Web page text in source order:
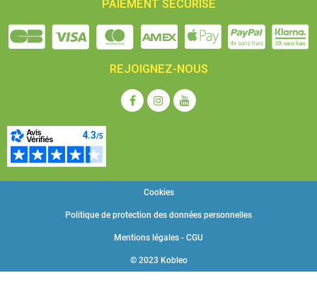
PAIEMENT SÉCURISÉ
REJOIGNEZ-NOUS
© 2023 Kobleo
Mentions légales - CGU
Politique de protection des données personnelles
Cookies